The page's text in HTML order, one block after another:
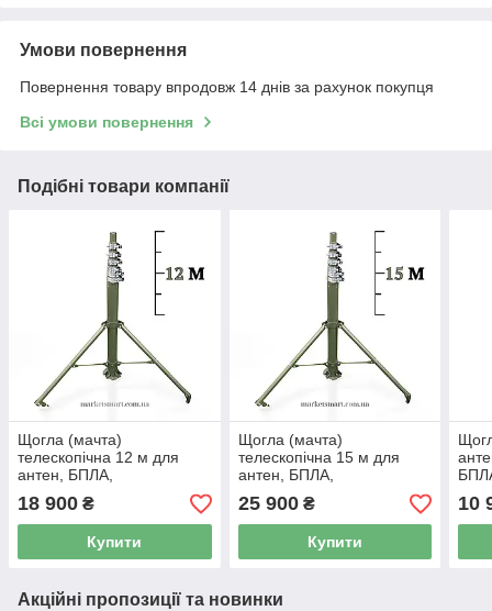
Умови повернення
Повернення товару впродовж 14 днів за рахунок покупця
Всі умови повернення
Подібні товари компанії
Щогла (мачта)
телескопічна 12 м для
антен, БПЛА,
Польові умови
18 900 ₴
Купити
Щогла (мачта)
телескопічна 15 м для
антен, БПЛА,
Польові умови
25 900₴
Купити
для
10
Акційні пропозиції та новинки